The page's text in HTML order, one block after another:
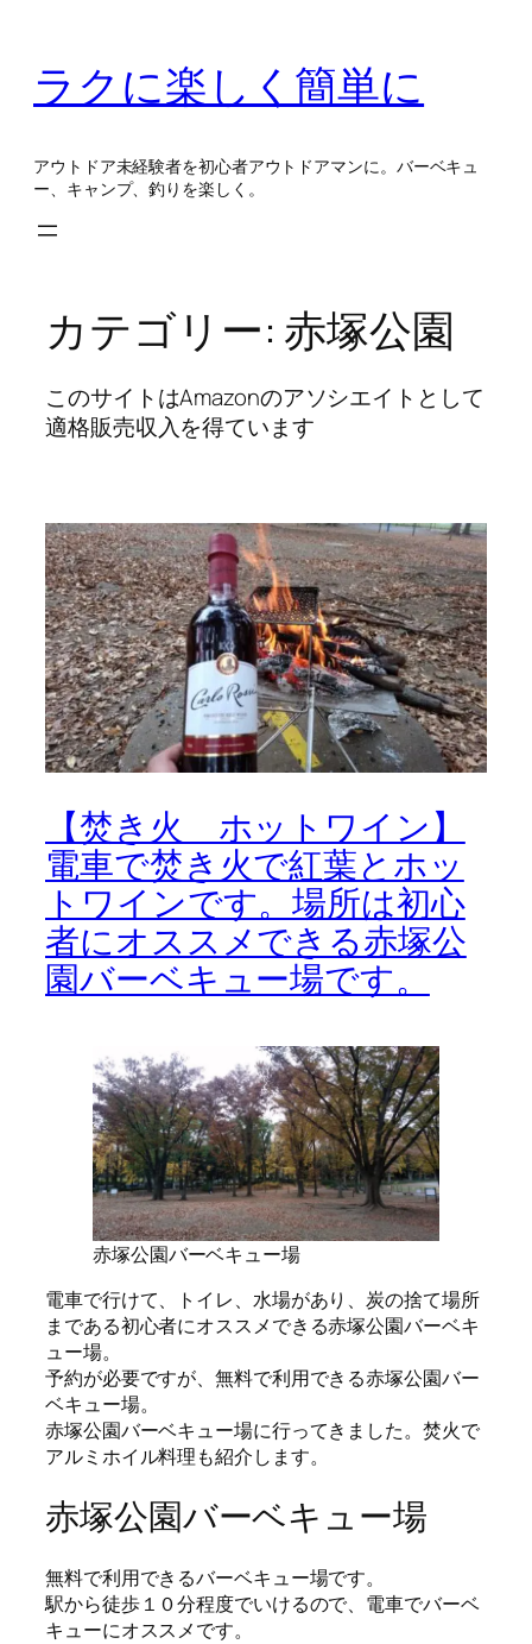
ラクに楽しく簡単に
アウトドア未経験者を初心者アウトドアマンに。バーベキュ
ー、キャンプ、釣りを楽しく。
カテゴリー: 赤塚公園
このサイトはAmazonのアソシエイトとして
適格販売収入を得ています
【焚き火 ホットワイン】
電車で焚き火で紅葉とホッ
トワインです。場所は初心
者にオススメできる赤塚公
園バーベキュー場です。
赤塚公園バーベキュー場
電車で行けて、トイレ、水場があり、炭の捨て場所
まである初心者にオススメできる赤塚公園バーベキ
ュー場。
予約が必要ですが、無料で利用できる赤塚公園バー
ベキュー場。
赤塚公園バーベキュー場に行ってきました。焚火で
アルミホイル料理も紹介します。
赤塚公園バーベキュー場
無料で利用できるバーベキュー場です。
駅から徒歩１０分程度でいけるので、電車でバーベ
キューにオススメです。